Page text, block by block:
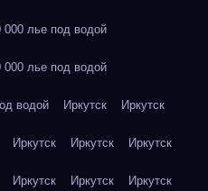
лье под водой
лье под водой
водой Иркутск Иркутск
Иркутск Иркутск Иркутск
Иркутск Иркутск Иркутск